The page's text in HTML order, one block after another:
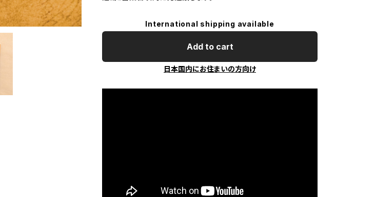
International shipping available
Add to cart
日本国内にお住まいの方向け